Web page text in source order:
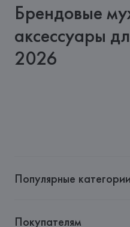
Брендовые
аксессуары
2026
Популярные категории
Покупателям